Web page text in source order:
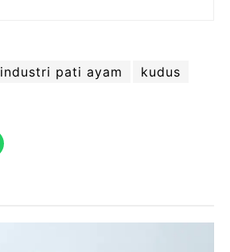
industri pati ayam
kudus